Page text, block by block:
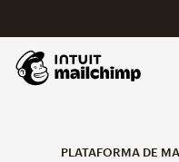
PLATAFORMA DE